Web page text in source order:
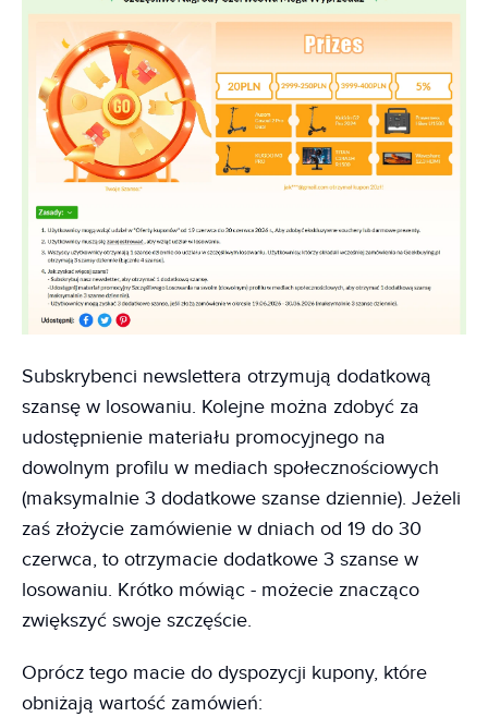
Subskrybenci newslettera otrzymują dodatkową
szansę w losowaniu. Kolejne można zdobyć za
udostępnienie materiału promocyjnego na
dowolnym profilu w mediach społecznościowych
(maksymalnie 3 dodatkowe szanse dziennie). Jeżeli
zaś złożycie zamówienie w dniach od 19 do 30
czerwca, to otrzymacie dodatkowe 3 szanse w
losowaniu. Krótko mówiąc - możecie znacząco
zwiększyć swoje szczęście.
Oprócz tego macie do dyspozycji kupony, które
obniżają wartość zamówień: